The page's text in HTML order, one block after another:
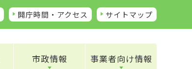
開庁時間・アクセス サイトマップ
市政情報 事業者向け情報